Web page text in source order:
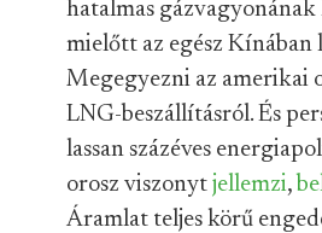
hatalmas
mielőtt az egész Kínában
Megegyezni az amerikai
LNG-beszállításról. És
lassan százéves
orosz viszonyt jellemzi,
Áramlat teljes körű